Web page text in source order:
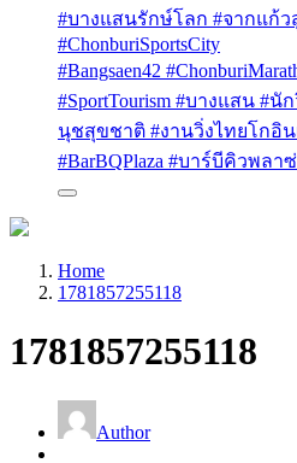
#บางแสนรักษ์โลก #จากแก้วสู่
#ChonburiSportsCity
#Bangsaen42
#SportTourism #บางแสน #
นุชสุขชาติ #งานวิ่งไทยโกอิน
#BarBQPlaza #บาร์บีคิวพลา
Home
1781857255118
1781857255118
Author